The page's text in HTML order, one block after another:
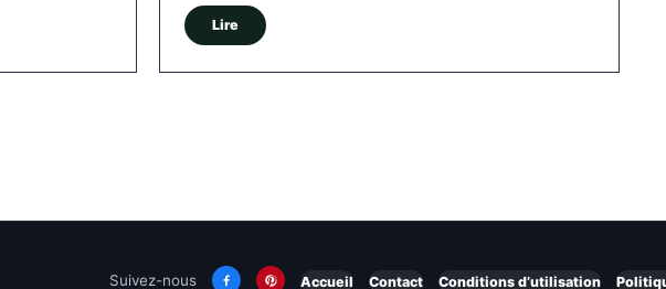
Lire
Suivez-nous Accueil Contact Conditions d’utilisation